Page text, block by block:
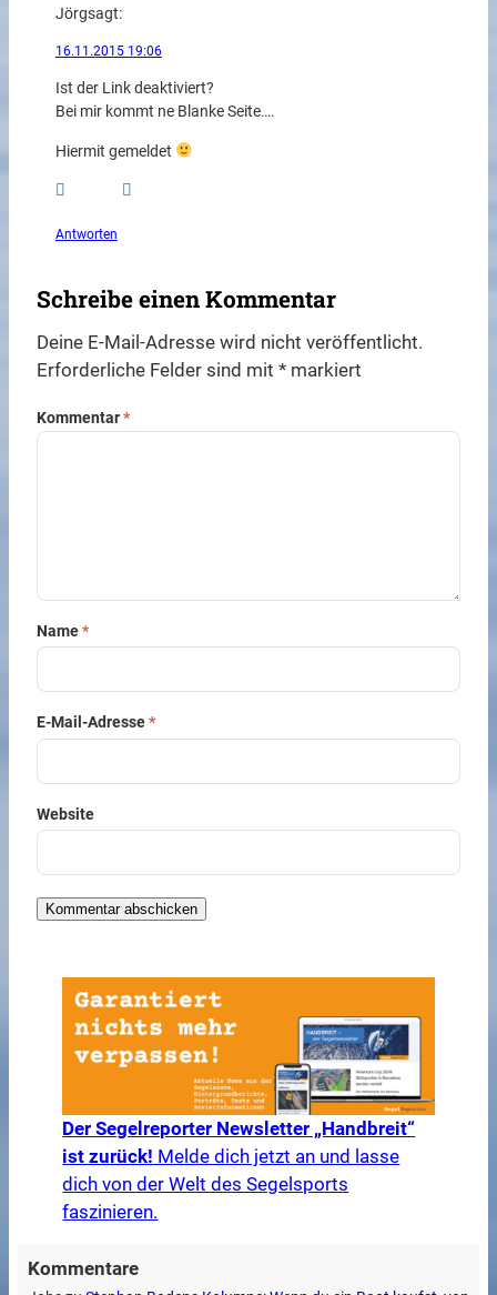
Jörgsagt:
16.11.2015 19:06
Ist der Link deaktiviert?
Bei mir kommt ne Blanke Seite….
Hiermit gemeldet
Antworten
Schreibe einen Kommentar
Deine E-Mail-Adresse wird nicht veröffentlicht.
Erforderliche Felder sind mit* markiert
Kommentar*
Name*
E-Mail-Adresse*
Website
Der Segelreporter Newsletter „Handbreit“
ist zurück! Melde dich jetzt an und lasse
dich von der Welt des Segelsports
faszinieren.
Kommentare